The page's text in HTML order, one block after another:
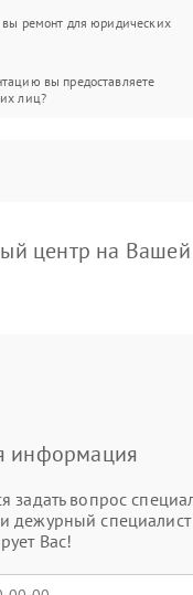
ремонт для юридических
вы предоставляете
лиц?
центр на Вашей
информация
задать вопрос
дежурный специалист
Вас!